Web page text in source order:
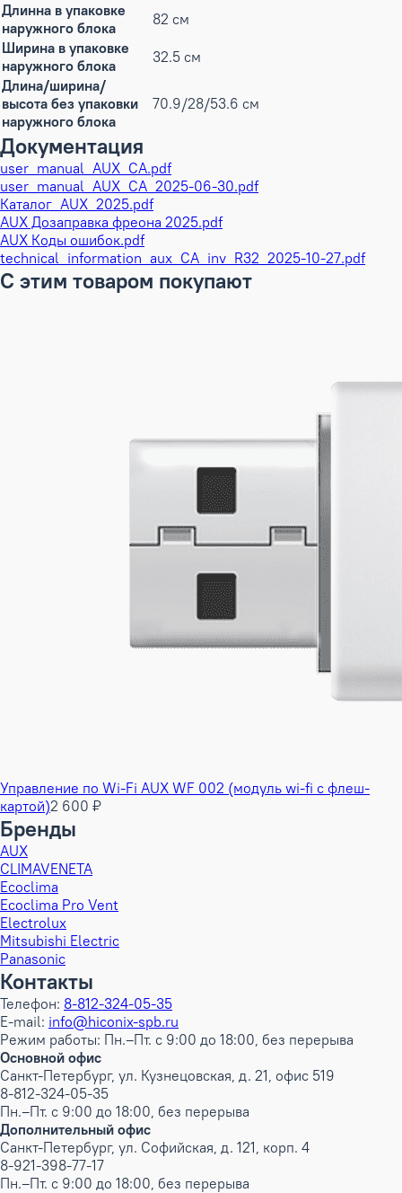
Длинна в упаковке
наружного блока
82 см
Ширина в упаковке
наружного блока
32.5 см
Длина/ширина/
высота без упаковки
наружного блока
70.9/28/53.6 см
Документация
user_manual_AUX_СA.pdf
user_manual_AUX_CA_2025-06-30.pdf
Каталог_AUX_2025.pdf
AUX Дозаправка фреона 2025.pdf
AUX Коды ошибок.pdf
technical_information_aux_CA_inv_R32_2025-10-27.pdf
С этим товаром покупают
Управление по Wi-Fi AUX WF 002 (модуль wi-fi с флеш-
картой)2 600 ₽
Бренды
AUX
CLIMAVENETA
Ecoclima
Ecoclima Pro Vent
Electrolux
Mitsubishi Electric
Panasonic
Контакты
Телефон: 8-812-324-05-35
E-mail: info@hiconix-spb.ru
Режим работы: Пн.–Пт. с 9:00 до 18:00, без перерыва
Основной офис
Санкт-Петербург, ул. Кузнецовская, д. 21, офис 519
8-812-324-05-35
Пн.–Пт. с 9:00 до 18:00, без перерыва
Дополнительный офис
Санкт-Петербург, ул. Софийская, д. 121, корп. 4
8-921-398-77-17
Пн.–Пт. с 9:00 до 18:00, без перерыва